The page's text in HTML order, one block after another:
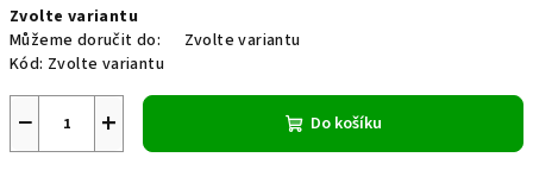
cena:
Zvolte variantu
Můžeme doručit do:
Zvolte variantu
Kód: Zvolte variantu
+
− Do košíku